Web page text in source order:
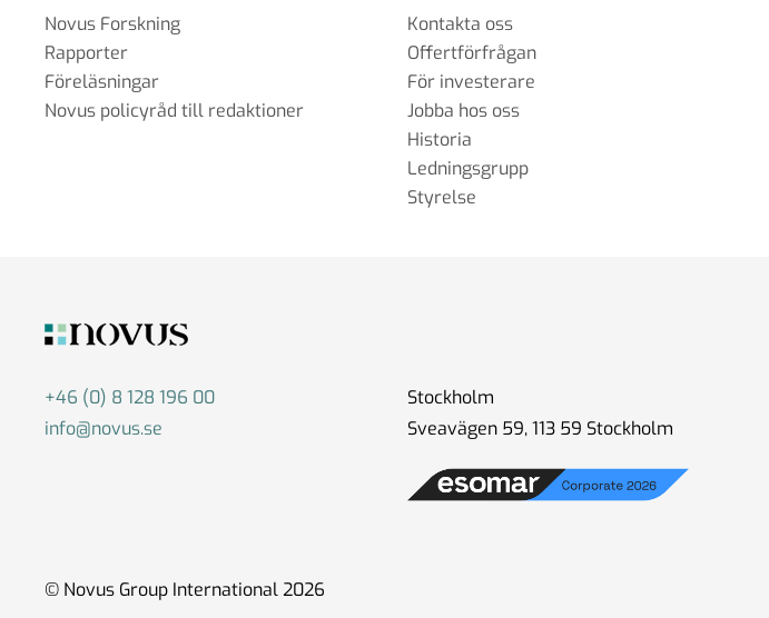
Novus Forskning
Rapporter
Föreläsningar
Novus policyråd till redaktioner
Kontakta oss
Offertförfrågan
För investerare
Jobba hos oss
Historia
Ledningsgrupp
Styrelse
+46 (0) 8 128 196 00
info@novus.se
Stockholm
Sveavägen 59, 113 59 Stockholm
© Novus Group International 2026